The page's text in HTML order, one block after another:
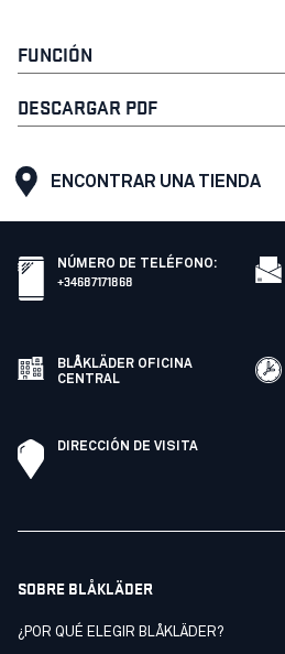
FUNCIÓN
DESCARGAR PDF
ENCONTRAR UNA TIENDA
NÚMERO DE TELÉFONO:
+34687171868
BLÅKLÄDER OFICINA
CENTRAL
DIRECCIÓN DE VISITA
SOBRE BLÅKLÄDER
¿POR QUÉ ELEGIR BLÅKLÄDER?